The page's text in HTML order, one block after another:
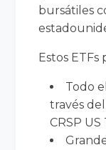
bursátiles
Estos
Todo
través
CRSP